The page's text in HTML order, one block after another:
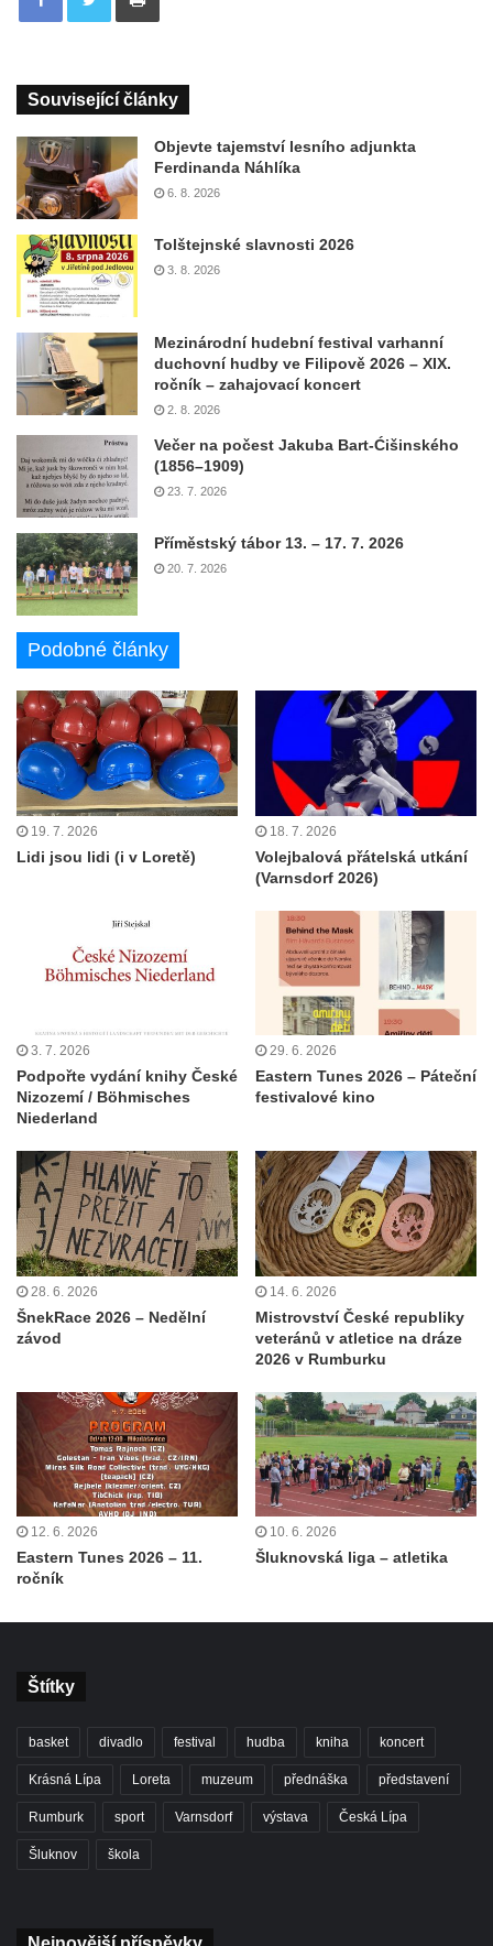
Související články
Objevte tajemství lesního adjunkta
Ferdinanda Náhlíka
6. 8. 2026
Tolštejnské slavnosti 2026
3. 8. 2026
Mezinárodní hudební festival varhanní
duchovní hudby ve Filipově 2026 – XIX.
ročník – zahajovací koncert
2. 8. 2026
Večer na počest Jakuba Bart-Ćišinského
(1856–1909)
23. 7. 2026
Příměstský tábor 13. – 17. 7. 2026
20. 7. 2026
Podobné články
19. 7. 2026
Lidi jsou lidi (i v Loretě)
18. 7. 2026
Volejbalová přátelská utkání
(Varnsdorf 2026)
3. 7. 2026
Podpořte vydání knihy České
Nizozemí / Böhmisches
Niederland
29. 6. 2026
Eastern Tunes 2026 – Páteční
festivalové kino
28. 6. 2026
ŠnekRace 2026 – Nedělní
závod
14. 6. 2026
Mistrovství České republiky
veteránů v atletice na dráze
2026 v Rumburku
12. 6. 2026
Eastern Tunes 2026 – 11.
ročník
10. 6. 2026
Šluknovská liga – atletika
Štítky
basket divadlo festival hudba kniha koncert
Krásná Lípa Loreta muzeum přednáška představení
Rumburk sport Varnsdorf výstava Česká Lípa
Šluknov škola